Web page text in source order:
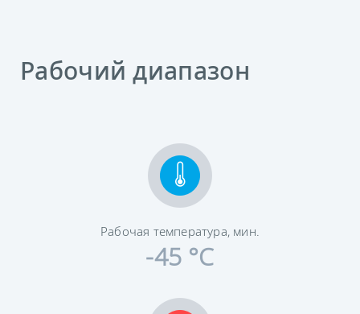
Рабочий диапазон
Рабочая температура, мин.
-45 °C